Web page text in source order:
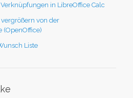
Verknüpfungen in LibreOffice Calc
von der
(OpenOffice)
Liste